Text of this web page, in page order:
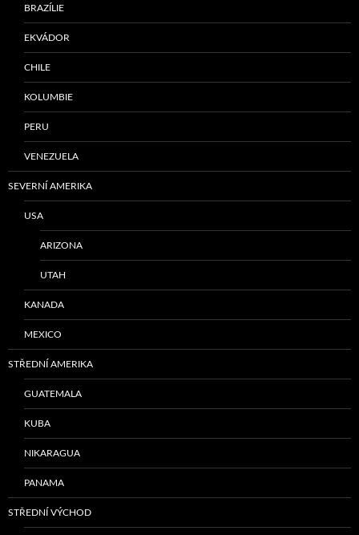
BRAZÍLIE
EKVÁDOR
CHILE
KOLUMBIE
PERU
VENEZUELA
SEVERNÍ AMERIKA
USA
ARIZONA
UTAH
KANADA
MEXICO
STŘEDNÍ AMERIKA
GUATEMALA
KUBA
NIKARAGUA
PANAMA
STŘEDNÍ VÝCHOD